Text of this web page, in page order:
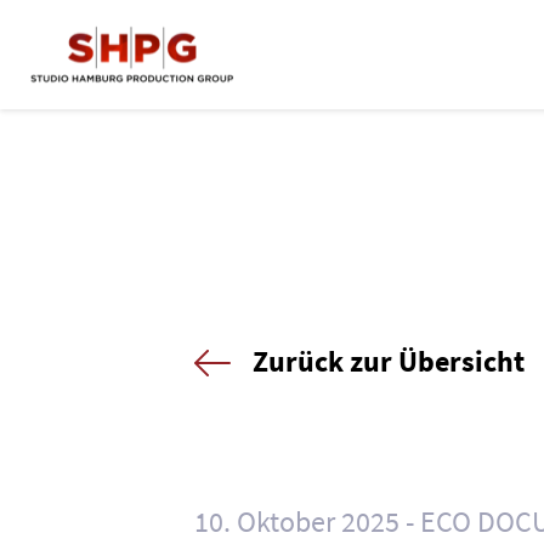
Zurück zur Übersicht
10. Oktober 2025 ECO